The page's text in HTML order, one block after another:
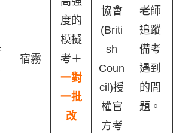
宿霧
度的
模擬
考＋
一對
一批
改
協會
(Briti
sh
Coun
cil)授
權官
方考
老師
追蹤
備考
遇到
的問
題。